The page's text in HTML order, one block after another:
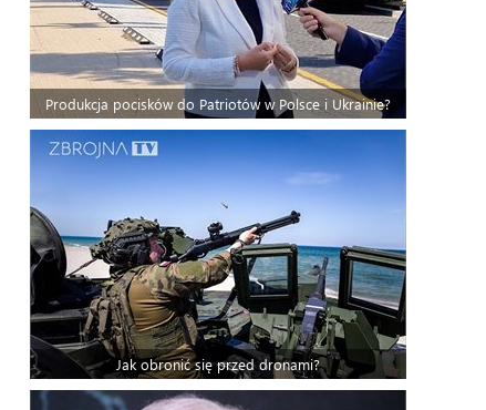
Produkcja pocisków do Patriotów w Polsce i Ukrainie?
Jak obronić się przed dronami?